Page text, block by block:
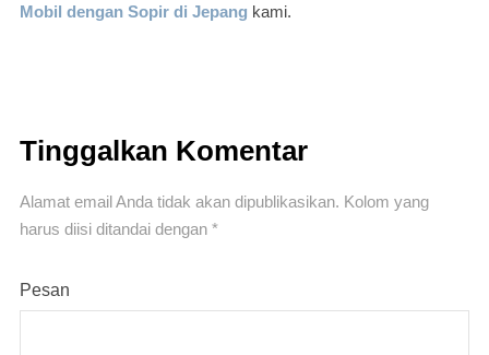
Mobil dengan Sopir di Jepang kami.
Tinggalkan Komentar
Alamat email Anda tidak akan dipublikasikan. Kolom yang
harus diisi ditandai dengan *
Pesan